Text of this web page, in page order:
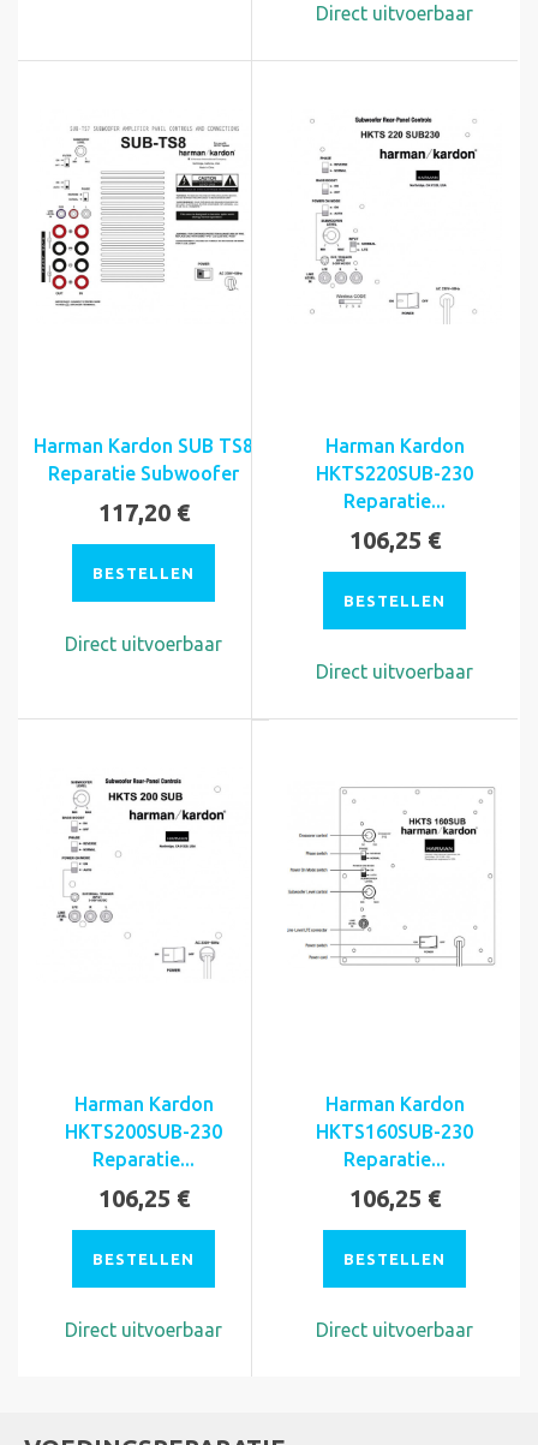
Direct uitvoerbaar
Harman Kardon SUB TS8
Reparatie Subwoofer
117,20 €
BESTELLEN
Direct uitvoerbaar
Harman Kardon
HKTS220SUB-230
Reparatie...
106,25 €
BESTELLEN
Direct uitvoerbaar
Harman Kardon
HKTS200SUB-230
Reparatie...
106,25 €
BESTELLEN
Direct uitvoerbaar
Harman Kardon
HKTS160SUB-230
Reparatie...
106,25 €
BESTELLEN
Direct uitvoerbaar